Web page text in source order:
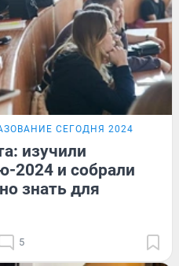
СЕГОДНЯ 2024
изучили
2024 и собрали
знать для
5